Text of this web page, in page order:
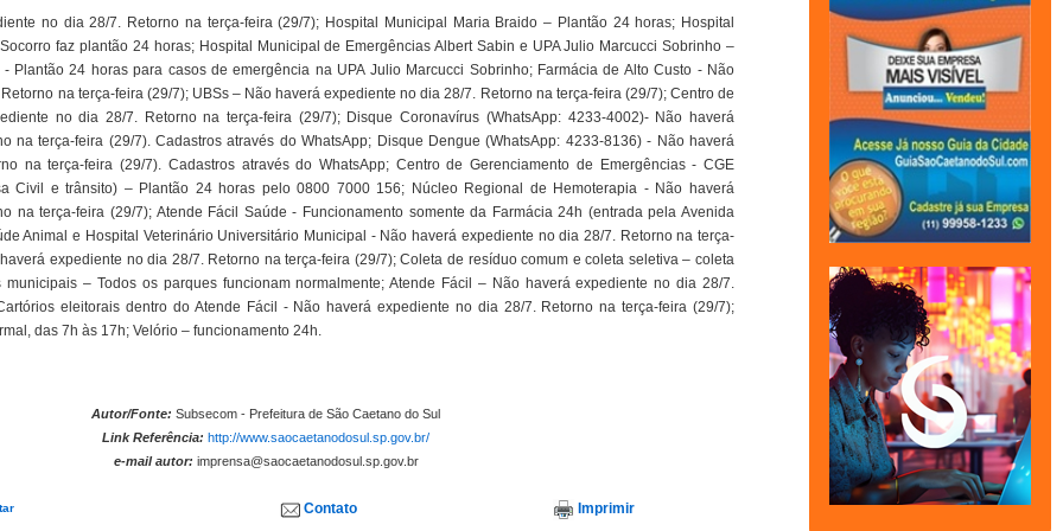
no dia 28/7. Retorno na terça-feira (29/7); Hospital Municipal Maria Braido – Plantão 24 horas; Hospital
faz plantão 24 horas; Hospital Municipal de Emergências Albert Sabin e UPA Julio Marcucci Sobrinho –
Plantão 24 horas para casos de emergência na UPA Julio Marcucci Sobrinho; Farmácia de Alto Custo - Não
na terça-feira (29/7); UBSs – Não haverá expediente no dia 28/7. Retorno na terça-feira (29/7); Centro de
no dia 28/7. Retorno na terça-feira (29/7); Disque Coronavírus (WhatsApp: 4233-4002)- Não haverá
na terça-feira (29/7). Cadastros através do WhatsApp; Disque Dengue (WhatsApp: 4233-8136) - Não haverá
na terça-feira (29/7). Cadastros através do WhatsApp; Centro de Gerenciamento de Emergências - CGE
Civil e trânsito) – Plantão 24 horas pelo 0800 7000 156; Núcleo Regional de Hemoterapia - Não haverá
na terça-feira (29/7); Atende Fácil Saúde - Funcionamento somente da Farmácia 24h (entrada pela Avenida
Animal e Hospital Veterinário Universitário Municipal - Não haverá expediente no dia 28/7. Retorno na terça-
expediente no dia 28/7. Retorno na terça-feira (29/7); Coleta de resíduo comum e coleta seletiva – coleta
– Todos os parques funcionam normalmente; Atende Fácil – Não haverá expediente no dia 28/7.
eleitorais dentro do Atende Fácil - Não haverá expediente no dia 28/7. Retorno na terça-feira (29/7);
das 7h às 17h; Velório – funcionamento 24h.
Autor/Fonte: Subsecom - Prefeitura de São Caetano do Sul
Link Referência: http://www.saocaetanodosul.sp.gov.br/
e-mail autor: imprensa@saocaetanodosul.sp.gov.br
Contato Imprimir